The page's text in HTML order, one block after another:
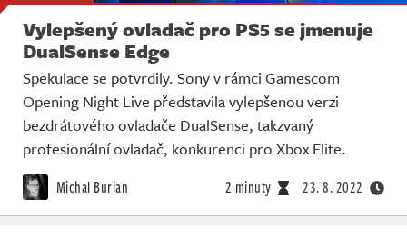
Vylepšený ovladač pro PS5 se jmenuje
DualSense Edge
Spekulace se potvrdily. Sony v rámci Gamescom
Opening Night Live představila vylepšenou verzi
bezdrátového ovladače DualSense, takzvaný
profesionální ovladač, konkurenci pro Xbox Elite.
Michal Burian 2 minuty 23. 8. 2022